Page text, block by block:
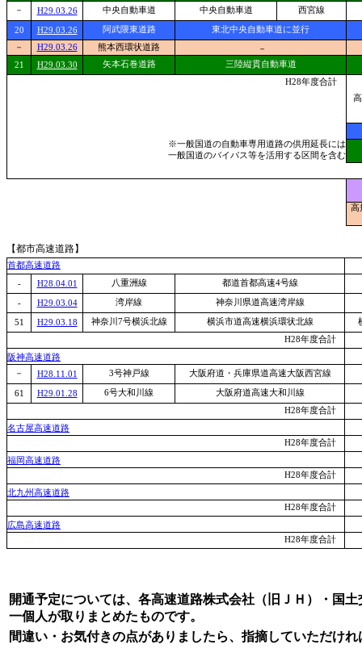
－ H29.03.26 中央自動車道 中央自動車道 西宮線
20 H29.03.26 阿武隈東道路
東北中央自動車道に並行
－
H29.03.26 熊本西環状道路
－
21
H29.03.30 矢本石巻道路
三陸縦貫自動車道
H28年度合計
※一般国道の自動車専用道路の供用延長には
一般国道のバイパス等を活用する区間を含む
高
【都市高速道路】
首都高速道路
- H28.04.01 八重洲線 都道首都高速4号線
- H29.03.04 湾岸線 神奈川県道高速湾岸線
51 H29.03.18 神奈川7号横浜北線 横浜市道高速横浜環状北線
H28年度合計
阪神高速道路
－
H28.11.01 3号神戸線 大阪府道・兵庫県道高速大阪西宮線
61 H29.01.28 6号大和川線
大阪府道高速大和川線
H28年度合計
名古屋高速道路
H28年度合計
福岡高速道路
H28年度合計
北九州高速道路
H28年度合計
広島高速道路
H28年度合計
開通予定については、各高速道路株式会社（旧ＪＨ）・国
一個人が取りまとめたものです。
間違い・お気付きの点がありましたら、指摘していただけ